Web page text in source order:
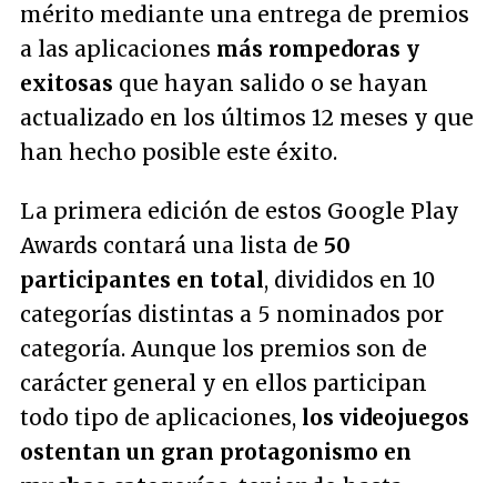
mérito mediante una entrega de premios
a las aplicaciones más rompedoras y
exitosas que hayan salido o se hayan
actualizado en los últimos 12 meses y que
han hecho posible este éxito.
La primera edición de estos Google Play
Awards contará una lista de 50
participantes en total, divididos en 10
categorías distintas a 5 nominados por
categoría. Aunque los premios son de
carácter general y en ellos participan
todo tipo de aplicaciones, los videojuegos
ostentan un gran protagonismo en